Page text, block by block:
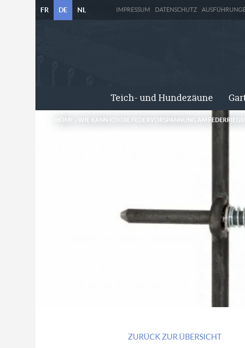
FR DE NL IMPRESSUM DATENSCHUTZ
Teich- und Hundezäune
HOME WIE KANN ICH DIE FEDERVORSPANNUNG AM
ZURÜCK ZUR ÜBERSICHT